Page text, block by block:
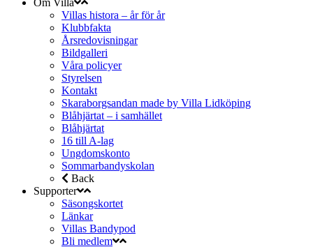
Villas histora – år för år
Klubbfakta
Årsredovisningar
Bildgalleri
Våra policyer
Styrelsen
Kontakt
Skaraborgsandan made by Villa Lidköping
Blåhjärtat – i samhället
Blåhjärtat
16 till A-lag
Ungdomskonto
Sommarbandyskolan
Back
Supporter
Säsongskortet
Länkar
Villas Bandypod
Bli medlem